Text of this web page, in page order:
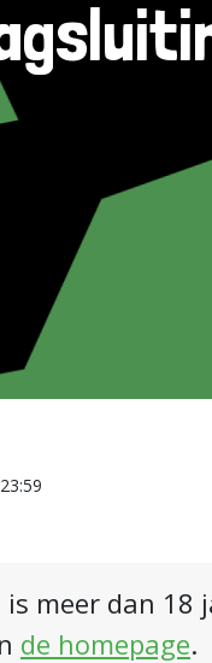
is meer dan
de homepage.